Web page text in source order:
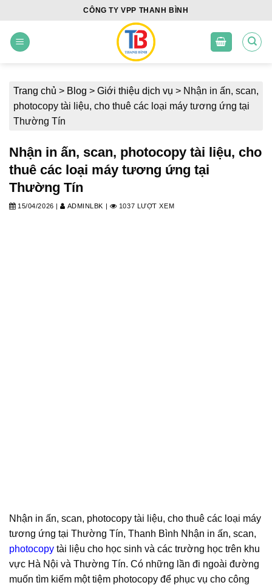
content
CÔNG TY VPP THANH BÌNH
Trang chủ > Blog > Giới thiệu dịch vụ > Nhận in ấn, scan,
photocopy tài liệu, cho thuê các loại máy tương ứng tại
Thường Tín
Nhận in ấn, scan, photocopy tài liệu, cho
thuê các loại máy tương ứng tại
Thường Tín
15/04/2026 | ADMINLBK | 1037 LƯỢT XEM
Nhận in ấn, scan, photocopy tài liệu, cho thuê các loại máy
tương ứng tại Thường Tín, Thanh Bình Nhận in ấn, scan,
photocopy tài liệu cho học sinh và các trường học trên khu
vực Hà Nội và Thường Tín. Có những lần đi ngoài đường
muốn tìm kiếm một tiệm photocopy để phục vụ cho công